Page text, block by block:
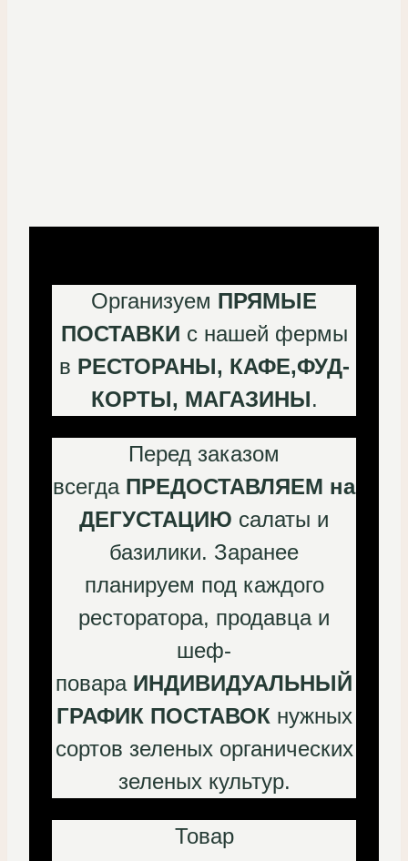
Организуем ПРЯМЫЕ
ПОСТАВКИ с нашей фермы
в РЕСТОРАНЫ, КАФЕ,ФУД-
КОРТЫ, МАГАЗИНЫ.
Перед заказом
всегда ПРЕДОСТАВЛЯЕМ на
ДЕГУСТАЦИЮ салаты и
базилики. Заранее
планируем под каждого
ресторатора, продавца и
шеф-
повара ИНДИВИДУАЛЬНЫЙ
ГРАФИК ПОСТАВОК нужных
сортов зеленых органических
зеленых культур.
Товар